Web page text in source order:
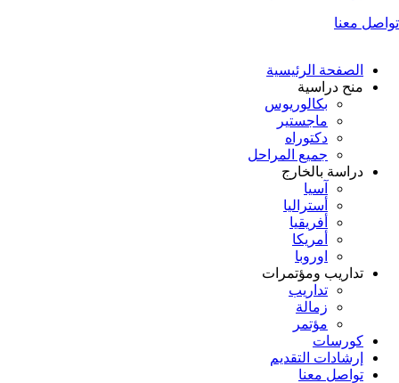
تواصل معنا
الصفحة الرئيسية
منح دراسية
بكالوريوس
ماجستير
دكتوراه
جميع المراحل
دراسة بالخارج
آسيا
أستراليا
أفريقيا
أمريكا
اوروبا
تداريب ومؤتمرات
تداريب
زمالة
مؤتمر
كورسات
إرشادات التقديم
تواصل معنا